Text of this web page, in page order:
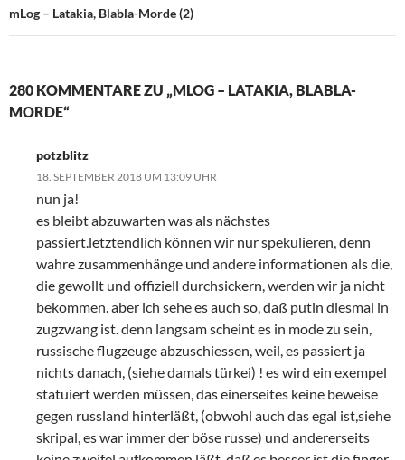
mLog – Latakia, Blabla-Morde (2)
280 KOMMENTARE ZU „MLOG – LATAKIA, BLABLA-
MORDE“
potzblitz
18. SEPTEMBER 2018 UM 13:09 UHR
nun ja!
es bleibt abzuwarten was als nächstes
passiert.letztendlich können wir nur spekulieren, denn
wahre zusammenhänge und andere informationen als die,
die gewollt und offiziell durchsickern, werden wir ja nicht
bekommen. aber ich sehe es auch so, daß putin diesmal in
zugzwang ist. denn langsam scheint es in mode zu sein,
russische flugzeuge abzuschiessen, weil, es passiert ja
nichts danach, (siehe damals türkei) ! es wird ein exempel
statuiert werden müssen, das einerseites keine beweise
gegen russland hinterläßt, (obwohl auch das egal ist,siehe
skripal, es war immer der böse russe) und andererseits